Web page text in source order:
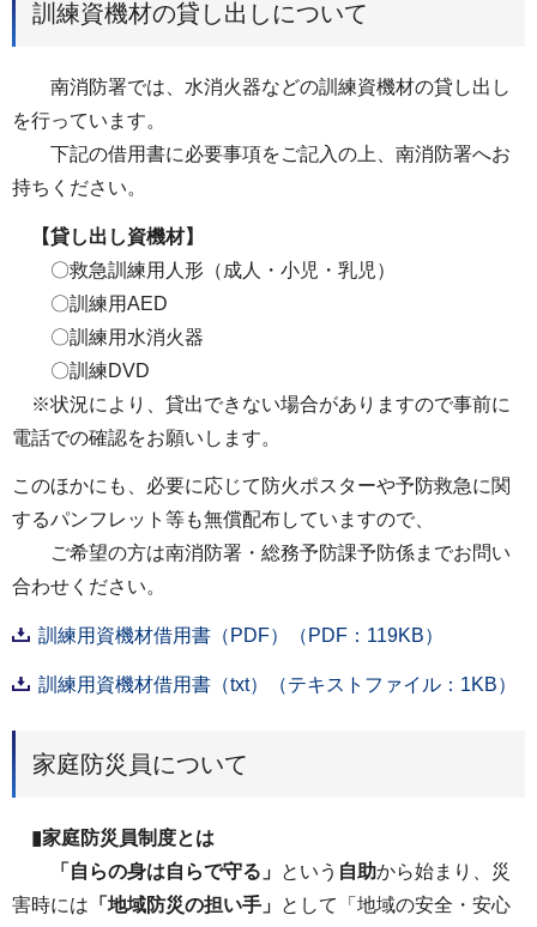
訓練資機材の貸し出しについて
南消防署では、水消火器などの訓練資機材の貸し出し
を行っています。
下記の借用書に必要事項をご記入の上、南消防署へお
持ちください。
【貸し出し資機材】
〇救急訓練用人形（成人・小児・乳児）
〇訓練用AED
〇訓練用水消火器
〇訓練DVD
※状況により、貸出できない場合がありますので事前に
電話での確認をお願いします。
このほかにも、必要に応じて防火ポスターや予防救急に関
するパンフレット等も無償配布していますので、
ご希望の方は南消防署・総務予防課予防係までお問い
合わせください。
訓練用資機材借用書（PDF）（PDF：119KB）
訓練用資機材借用書（txt）（テキストファイル：1KB）
家庭防災員について
▮家庭防災員制度とは
「自らの身は自らで守る」 という 自助から始まり、災
害時には 「地域防災の担い手」 として「地域の安全・安心